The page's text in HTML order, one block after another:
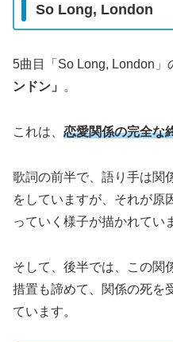
So Long, London
5曲目「So Long, London」
ンドン」
。
これは、 恋愛関係の完全な
歌詞の前半で、語り手は関
をしていますが、それが原
っていく様子が描かれてい
そして、後半では、この関
措置も諦めて、関係の死を
ています。